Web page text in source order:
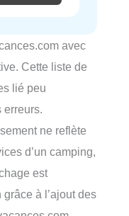
avec
Cette liste de
lié peu
erreurs.
ne reflète
d’un camping,
est
à l’ajout des